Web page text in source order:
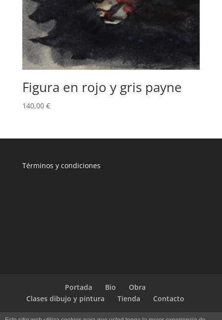
Figura en rojo y gris payne
140,00 €
Términos y condiciones
Portada Bio
Obra
Clases dibujo y pintura
Tienda Contacto